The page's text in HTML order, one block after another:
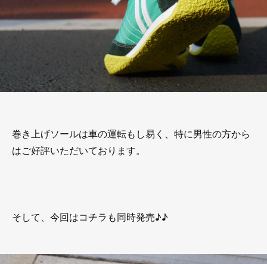
巻き上げソールは車の運転もし易く、特に男性の方から
はご好評いただいております。
そして、今回はコチラも同時発売♪♪